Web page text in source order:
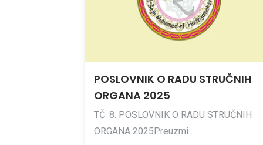
POSLOVNIK O RADU STRUČNIH
ORGANA 2025
TČ. 8. POSLOVNIK O RADU STRUČNIH
ORGANA 2025Preuzmi ...